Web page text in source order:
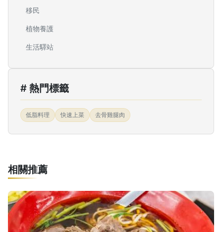
移民
植物養護
生活驛站
# 熱門標籤
低脂料理 快速上菜 去骨雞腿肉
相關推薦